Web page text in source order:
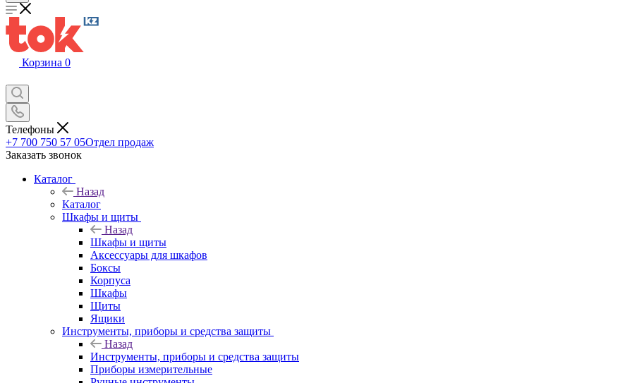
Корзина 0
Телефоны
+7 700 750 57 05Отдел продаж
Заказать звонок
Каталог
Назад
Каталог
Шкафы и щиты
Назад
Шкафы и щиты
Аксессуары для шкафов
Боксы
Корпуса
Шкафы
Щиты
Ящики
Инструменты, приборы и средства защиты
Назад
Инструменты, приборы и средства защиты
Приборы измерительные